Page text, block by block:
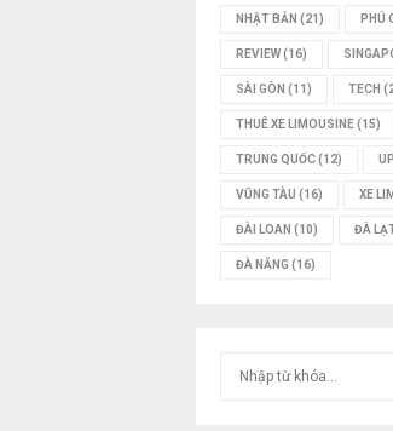
NHẬT BẢN (21) PHÚ
REVIEW(16)
SÀI GÒN (11) TECH
THUÊ XE LIMOUSINE(15)
TRUNG QUỐC(12)
VŨNG TÀU (16) XE
ĐÀI LOAN (10) ĐÀ
ĐÀ NẴNG (16)